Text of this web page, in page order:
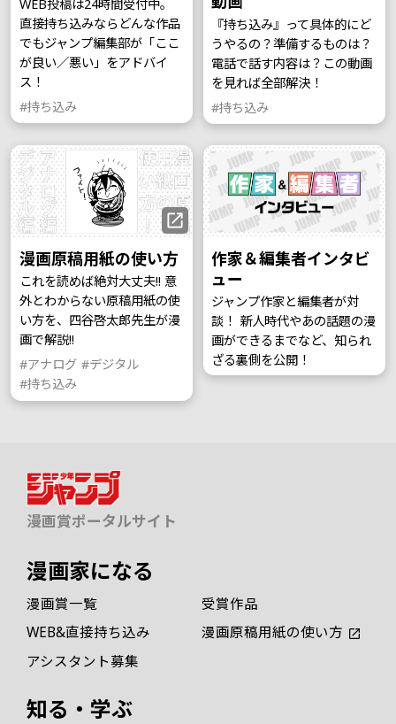
WEB投稿は24時間受付中。
直接持ち込みならどんな作品
でもジャンプ編集部が「ここ
が良い／悪い」をアドバイ
ス！
#持ち込み
『持ち込み』って具体的にど
うやるの？準備するものは？
電話で話す内容は？この動画
を見れば全部解決！
#持ち込み
漫画原稿用紙の使い方
これを読めば絶対大丈夫!! 意
外とわからない原稿用紙の使
い方を、四谷啓太郎先生が漫
画で解説!!
#アナログ #デジタル
#持ち込み
作家＆編集者インタビ
ュー
ジャンプ作家と編集者が対
談！ 新人時代やあの話題の漫
画ができるまでなど、知られ
ざる裏側を公開！
漫画賞ポータルサイト
漫画家になる
漫画賞一覧
受賞作品
WEB&直接持ち込み
漫画原稿用紙の使い方
アシスタント募集
知る・学ぶ